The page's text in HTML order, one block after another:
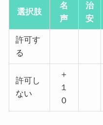
選択肢
名
声
治
安
許可す
る
許可し
ない
＋
１
０